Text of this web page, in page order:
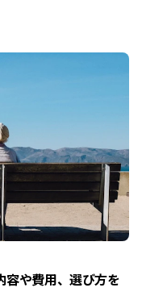
容や費用、選び方を